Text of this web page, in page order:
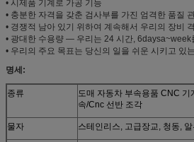
• 시제품 기계로 가공 기능
• 충분한 자격을 갖춘 검사부를 가진 엄격한 품질
• 경쟁적 남아 있기 위하여 계속해서 우리의 장비
• 광대한 수용량 — 우리는 24 시간, 6daysa~week
• 우리의 주요 목표는 당신의 일을 쉬운 시키고 있
명세:
종류
도매 자동차 부속용품 CNC
속/Cnc 선반 조각
물자 스테인리스, 고급장교, 청동,